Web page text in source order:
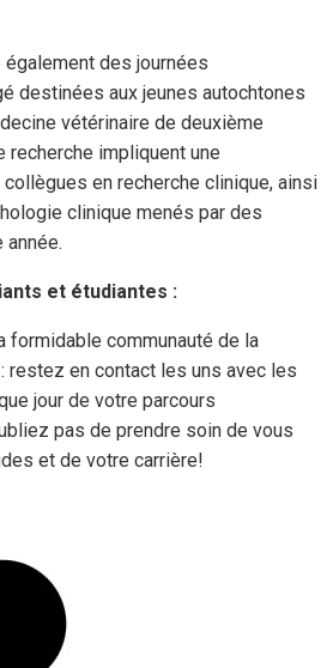
également des journées
destinées aux jeunes autochtones
vétérinaire de deuxième
recherche impliquent une
en recherche clinique, ainsi
clinique menés par des
et étudiantes :
formidable communauté de la
restez en contact les uns avec les
jour de votre parcours
pas de prendre soin de vous
et de votre carrière!